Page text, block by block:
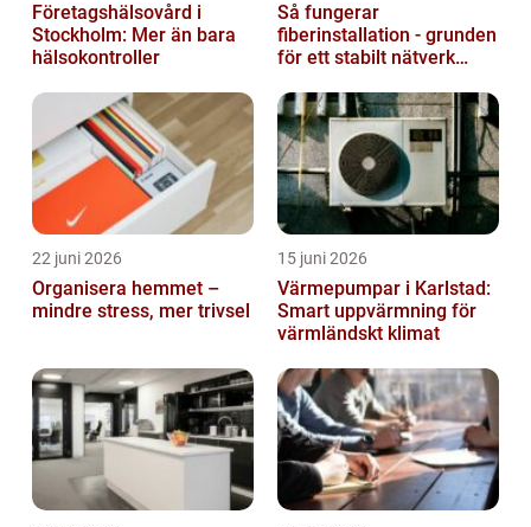
Företagshälsovård i
Stockholm: Mer än bara
hälsokontroller
Så fungerar
fiberinstallation - grunden
för ett stabilt nätverk
22 juni 2026
Organisera hemmet –
mindre stress, mer trivsel
15 juni 2026
Värmepumpar i Karlstad:
Smart uppvärmning för
värmländskt klimat